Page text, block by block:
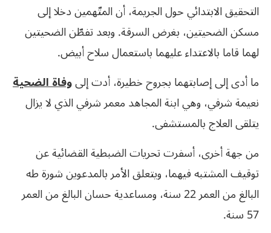
التحقيق الابتدائي حول الجريمة، أن المتّهمين دخلا إلى
مسكن الضحيتين، بغرض السرقة. وبعد تفطّن الضحيتين
لهما قاما بالاعتداء عليهما باستعمال سلاح أبيض.
ما أدى إلى إصابتهما بجروح خطيرة، أدت إلىوفاة الضحية
نعيمة شرفي، وهي ابنة المجاهد معمر شرفي الذي لا يزال
يتلقى العلاج بالمستشفى.
من جهة أخرى، أسفرت تحريات الضبطية القضائية عن
توقيف المشتبه فيهما، ويتعلق الأمر بالمدعوين شورة طه
البالغ من العمر 22 سنة، ومساعدية حسان البالغ من العمر
57 سنة.